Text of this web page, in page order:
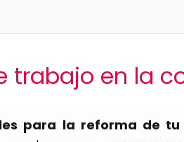
trabajo en la
para la reforma de tu